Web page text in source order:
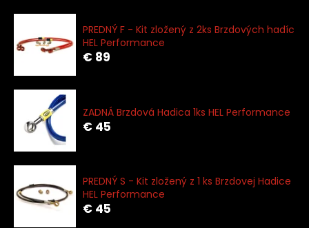
PREDNÝ F - Kit zložený z 2ks Brzdových hadíc
HEL Performance
€ 89
ZADNÁ Brzdová Hadica 1ks HEL Performance
€ 45
PREDNÝ S - Kit zložený z 1 ks Brzdovej Hadice
HEL Performance
€ 45